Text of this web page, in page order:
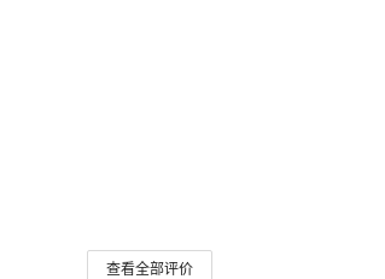
查看全部评价